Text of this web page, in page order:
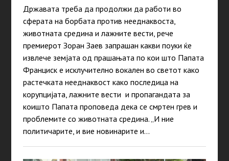
Државата треба да продолжи да работи во
сферата на борбата против нееднаквоста,
животната средина и лажните вести, рече
премиерот Зоран Заев запрашан какви поуки ќе
извлече земјата од прашањата по кои што Папата
Франциск е исклучително вокален во светот како
растечката нееднаквост како последица на
корупцијата, лажните вести и пропагандата за
коишто Папата проповеда дека се смртен грев и
проблемите со животната средина. „И ние
политичарите, и вие новинарите и…